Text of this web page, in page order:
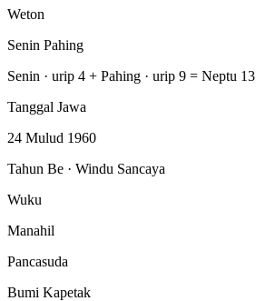
Weton
Senin Pahing
Senin · urip 4 + Pahing · urip 9 = Neptu 13
Tanggal Jawa
24 Mulud 1960
Tahun Be · Windu Sancaya
Wuku
Manahil
Pancasuda
Bumi Kapetak